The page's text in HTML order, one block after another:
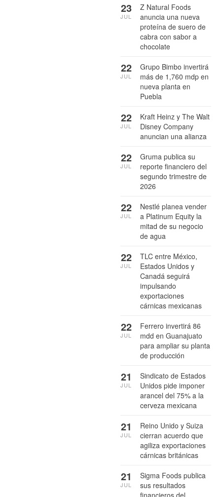
Z Natural Foods
anuncia una nueva
proteína de suero de
cabra con sabor a
chocolate
23
JUL
Grupo Bimbo invertirá
más de 1,760 mdp en
nueva planta en
Puebla
22
JUL
Kraft Heinz y The Walt
Disney Company
anuncian una alianza
22
JUL
Gruma publica su
reporte financiero del
segundo trimestre de
2026
22
JUL
Nestlé planea vender
a Platinum Equity la
mitad de su negocio
de agua
22
JUL
TLC entre México,
Estados Unidos y
Canadá seguirá
impulsando
exportaciones
cárnicas mexicanas
22
JUL
Ferrero invertirá 86
mdd en Guanajuato
para ampliar su planta
de producción
22
JUL
Sindicato de Estados
Unidos pide imponer
arancel del 75% a la
cerveza mexicana
21
JUL
Reino Unido y Suiza
cierran acuerdo que
agiliza exportaciones
cárnicas británicas
21
JUL
Sigma Foods publica
sus resultados
21
JUL